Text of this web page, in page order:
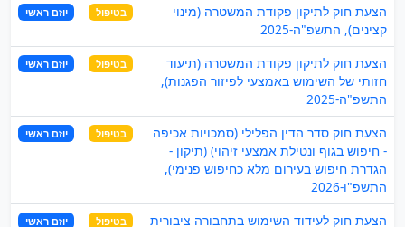
הצעת חוק לתיקון פקודת המשטרה (מינוי
קצינים), התשפ"ה-2025
בטיפול יוזם ראשי
הצעת חוק לתיקון פקודת המשטרה (תיעוד
חזותי של השימוש באמצעי לפיזור הפגנות),
התשפ"ה-2025
בטיפול יוזם ראשי
הצעת חוק סדר הדין הפלילי (סמכויות אכיפה
- חיפוש בגוף ונטילת אמצעי זיהוי) (תיקון -
הגדרת חיפוש בעירום מלא כחיפוש פנימי),
התשפ"ו-2026
בטיפול יוזם ראשי
הצעת חוק לעידוד השימוש בתחבורה ציבורית
בטיפול יוזם ראשי